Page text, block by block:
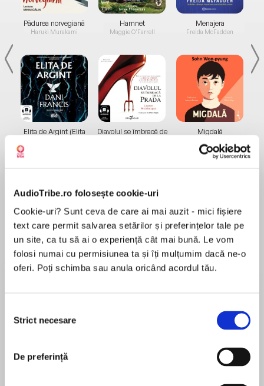
AudioTribe.ro folosește cookie-uri
Cookie-uri? Sunt ceva de care ai mai auzit - mici fișiere
text care permit salvarea setărilor și preferințelor tale pe
un site, ca tu să ai o experiență cât mai bună. Le vom
folosi numai cu permisiunea ta și îți mulțumim dacă ne-o
oferi. Poți schimba sau anula oricând acordul tău.
consimțământului
Strict necesare
De preferință
Pădurea norvegiană
Haruki Murakami
Elita de Argint (Elita
Hamnet
Maggie O'Farrell
Diavolul se îmbracă de
Menajera
Freida McFadden
Migdală
Despre carte
Two families. Two faces of America. An act of
violence with far-reaching consequences.
Gus Voorhees is a pioneer in the advancement
Midwest. One morning as he arrives at his clinic,
he is ambushed by a hardline Christian, Luther
The killing leaves in its wake two fatherless
families: the Voorheeses, who are affluent,
În acest moment nu există recenzii
pentru această carte